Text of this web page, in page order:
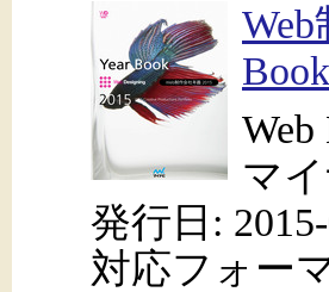
Web
マ
発行日:
対応フォー